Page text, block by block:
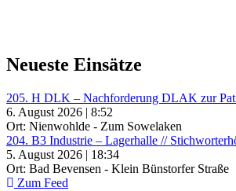
Neueste Einsätze
205. H DLK – Nachforderung DLAK zur
6. August 2026 | 8:52
Ort: Nienwohlde - Zum Sowelaken
204. B3 Industrie – Lagerhalle //
5. August 2026 | 18:34
Ort: Bad Bevensen - Klein Bünstorfer Straße
Zum Feed